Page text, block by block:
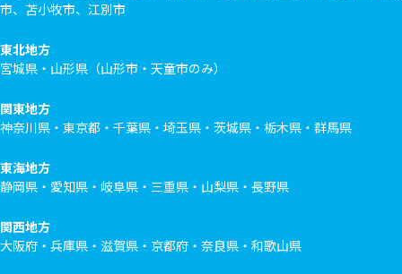
市、苫小牧市、江別市
東北地方
宮城県・山形県（山形市・天童市のみ）
関東地方
神奈川県・東京都・千葉県・埼玉県・茨城県・栃木県・群馬県
東海地方
静岡県・愛知県・岐阜県・三重県・山梨県・長野県
関西地方
大阪府・兵庫県・滋賀県・京都府・奈良県・和歌山県